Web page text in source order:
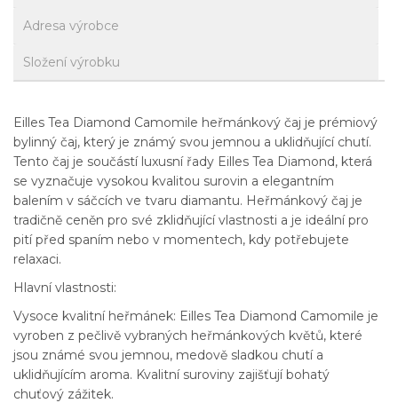
Adresa výrobce
Složení výrobku
Eilles Tea Diamond Camomile heřmánkový čaj je prémiový
bylinný čaj, který je známý svou jemnou a uklidňující chutí.
Tento čaj je součástí luxusní řady Eilles Tea Diamond, která
se vyznačuje vysokou kvalitou surovin a elegantním
balením v sáčcích ve tvaru diamantu. Heřmánkový čaj je
tradičně ceněn pro své zklidňující vlastnosti a je ideální pro
pití před spaním nebo v momentech, kdy potřebujete
relaxaci.
Hlavní vlastnosti:
Vysoce kvalitní heřmánek: Eilles Tea Diamond Camomile je
vyroben z pečlivě vybraných heřmánkových květů, které
jsou známé svou jemnou, medově sladkou chutí a
uklidňujícím aroma. Kvalitní suroviny zajišťují bohatý
chuťový zážitek.